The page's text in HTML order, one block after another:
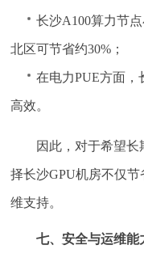
长沙A100算力节
北区可节省约30%；
在电力PUE方面，
高效。
因此，对于希望
择长沙GPU机房不仅
维支持。
七、安全与运维能